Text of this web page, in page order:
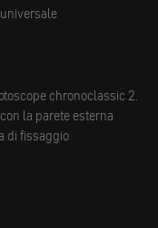
chronoclassic 2.
la parete esterna
di fissaggio